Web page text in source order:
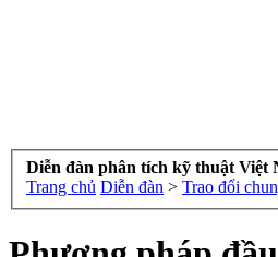
Diễn đàn phân tích kỹ thuật Việt
Trang chủ Diễn đàn > Trao đổi